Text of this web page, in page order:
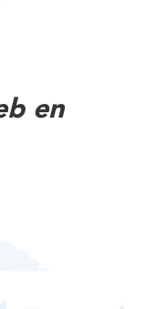
en